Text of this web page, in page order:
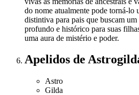
do nome atualmente pode torná-lo
distintiva para pais que buscam
profundo e histórico para suas
uma aura de mistério e poder.
Apelidos de
Astro
Gilda